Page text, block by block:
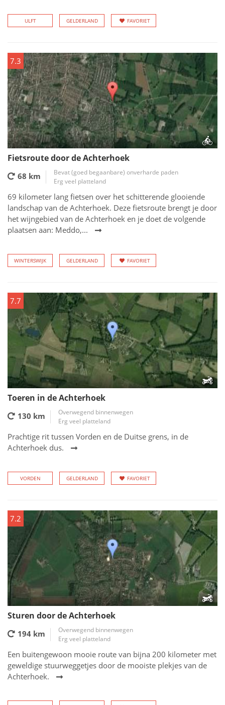
ULFT GELDERLAND FAVORIET
7.3
Fietsroute door de Achterhoek
68 km
Bevat (goed begaanbare) onverharde paden
Erg veel platteland
69 kilometer lang fietsen over het schitterende glooiende
landschap van de Achterhoek. Deze fietsroute brengt je door
het wijngebied van de Achterhoek en je doet de volgende
plaatsen aan: Meddo,...
WINTERSWIJK GELDERLAND FAVORIET
7.7
Toeren in de Achterhoek
130 km
Overwegend binnenwegen
Erg veel platteland
Prachtige rit tussen Vorden en de Duitse grens, in de
Achterhoek dus.
VORDEN GELDERLAND FAVORIET
7.2
Sturen door de Achterhoek
194 km
Overwegend binnenwegen
Erg veel platteland
Een buitengewoon mooie route van bijna 200 kilometer met
geweldige stuurweggetjes door de mooiste plekjes van de
Achterhoek.